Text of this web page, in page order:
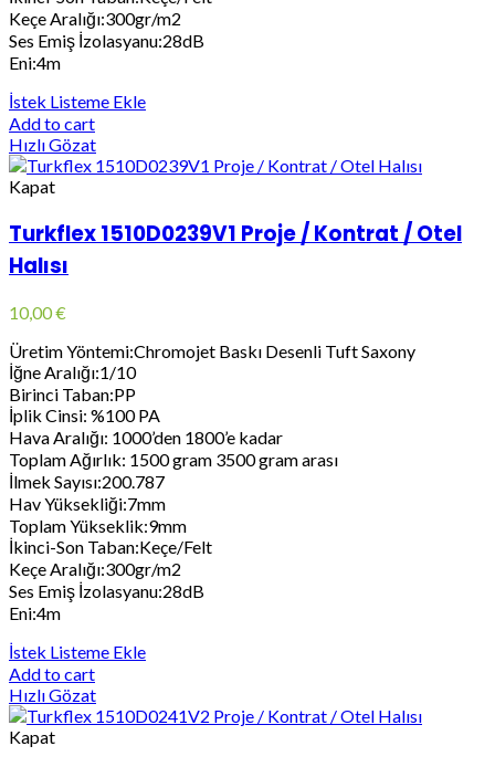
Keçe Aralığı:300gr/m2
Ses Emiş İzolasyanu:28dB
Eni:4m
İstek Listeme Ekle
Add to cart
Hızlı Gözat
Kapat
Turkflex 1510D0239V1 Proje / Kontrat / Otel
Halısı
10,00€
Üretim Yöntemi:Chromojet Baskı Desenli Tuft Saxony
İğne Aralığı:1/10
Birinci Taban:PP
İplik Cinsi: %100 PA
Hava Aralığı: 1000’den 1800’e kadar
Toplam Ağırlık: 1500 gram 3500 gram arası
İlmek Sayısı:200.787
Hav Yüksekliği:7mm
Toplam Yükseklik:9mm
İkinci-Son Taban:Keçe/Felt
Keçe Aralığı:300gr/m2
Ses Emiş İzolasyanu:28dB
Eni:4m
İstek Listeme Ekle
Add to cart
Hızlı Gözat
Kapat